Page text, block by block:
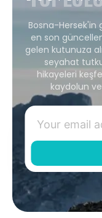
Bosna-Hersek'in
en son
gelen kutunuza
seyahat
hikayeleri
kaydolun